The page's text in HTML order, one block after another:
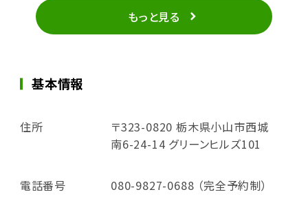
もっと見る
基本情報
住所
〒323-0820 栃木県小山市西城
南6-24-14 グリーンヒルズ101
電話番号 080-9827-0688 （完全予約制）